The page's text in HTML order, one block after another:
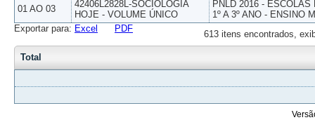
01 AO 03
42406L2828L-SOCIOLOGIA
HOJE - VOLUME ÚNICO
PNLD 2016 -
1º A 3º ANO - ENSINO
613 itens encontrados,
Exportar para: Excel PDF
Total